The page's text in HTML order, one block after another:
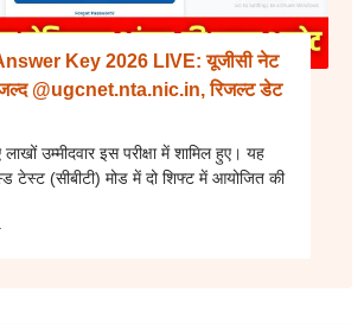
Key 2026 LIVE: यूजीसी नेट
@ugcnet.nta.nic.in, रिजल्ट डेट
उम्मीदवार इस परीक्षा में शामिल हुए। यह
टेस्ट (सीबीटी) मोड में दो शिफ्ट में आयोजित की